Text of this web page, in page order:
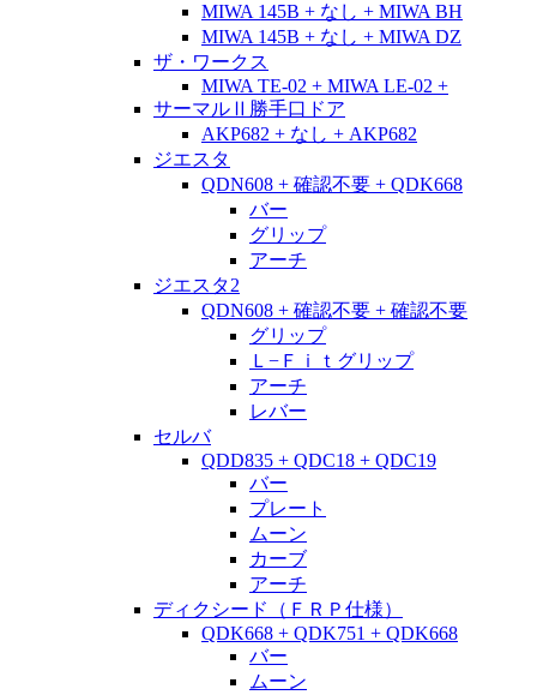
MIWA 145B + なし + MIWA BH
MIWA 145B + なし + MIWA DZ
ザ・ワークス
MIWA TE-02 + MIWA LE-02 +
サーマルⅡ勝手口ドア
AKP682 + なし + AKP682
ジエスタ
QDN608 + 確認不要 + QDK668
バー
グリップ
アーチ
ジエスタ2
QDN608 + 確認不要 + 確認不要
グリップ
Ｌ−Ｆｉｔグリップ
アーチ
レバー
セルバ
QDD835 + QDC18 + QDC19
バー
プレート
ムーン
カーブ
アーチ
ディクシード（ＦＲＰ仕様）
QDK668 + QDK751 + QDK668
バー
ムーン